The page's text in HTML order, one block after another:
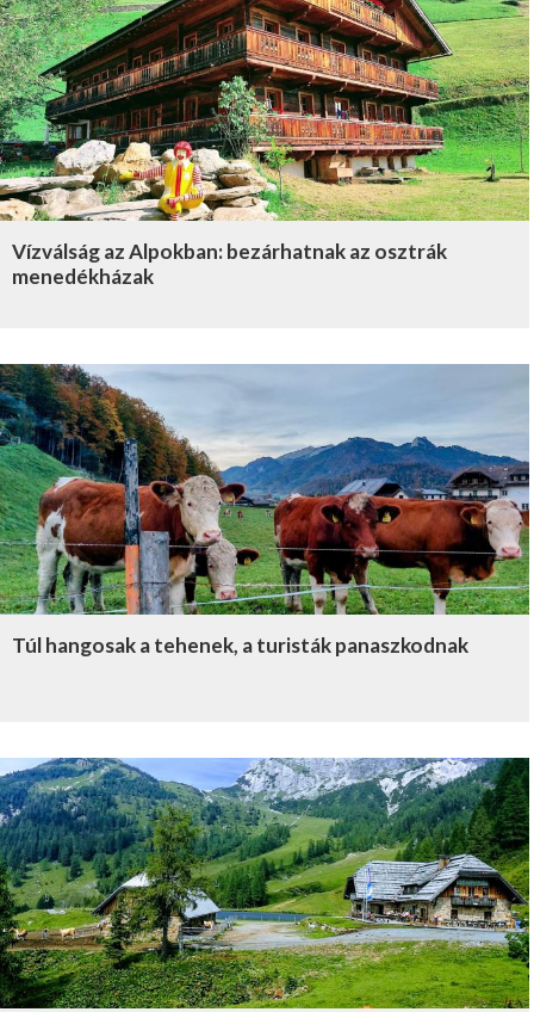
Vízválság az Alpokban: bezárhatnak az osztrák
menedékházak
Túl hangosak a tehenek, a turisták panaszkodnak